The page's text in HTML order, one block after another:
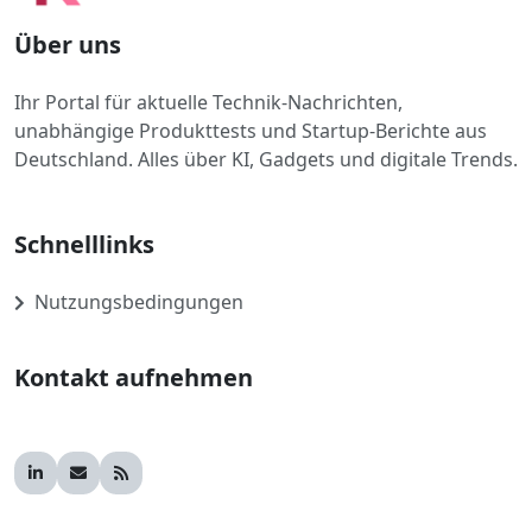
Über uns
Ihr Portal für aktuelle Technik-Nachrichten,
unabhängige Produkttests und Startup-Berichte aus
Deutschland. Alles über KI, Gadgets und digitale Trends.
Schnelllinks
Nutzungsbedingungen
Kontakt aufnehmen